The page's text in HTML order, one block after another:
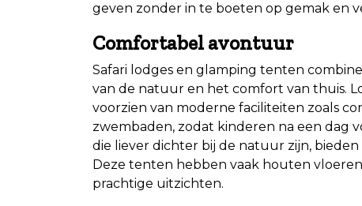
geven zonder in te boeten op gemak en
Comfortabel avontuur
Safari lodges en glamping tenten
van de natuur en het comfort van thuis.
voorzien van moderne faciliteiten zoals
zwembaden, zodat kinderen na een dag
die liever dichter bij de natuur zijn,
Deze tenten hebben vaak houten
prachtige uitzichten.